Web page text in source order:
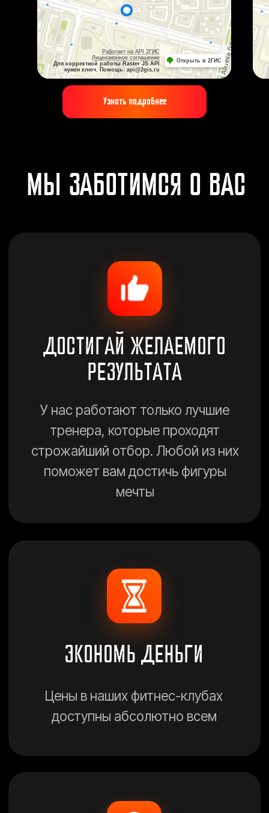
Узнать подробнее
У нас работают только лучшие
тренера, которые проходят
строжайший отбор. Любой из них
поможет вам достичь фигуры
мечты
ЭКОНОМЬ ДЕНЬГИ
доступны абсолютно всем
12 ФИЛИАЛОВ
ПО ВСЕМУ ГОРОДУ
работы, учебы